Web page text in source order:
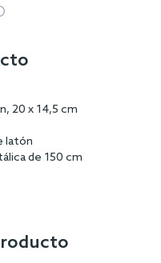
20 x 14,5 cm
latón
de 150 cm